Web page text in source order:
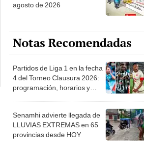
agosto de 2026
Notas Recomendadas
Partidos de Liga 1 en la fecha
4 del Torneo Clausura 2026:
programación, horarios y
Senamhi advierte llegada de
LLUVIAS EXTREMAS en 65
provincias desde HOY